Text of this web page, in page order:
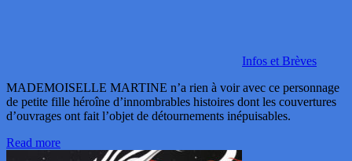
Infos et Brèves
MADEMOISELLE MARTINE n’a rien à voir avec ce personnage
de petite fille héroîne d’innombrables histoires dont les couvertures
d’ouvrages ont fait l’objet de détournements inépuisables.
Read more